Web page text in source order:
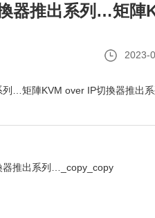
器推出系列…矩
2023-
列…矩陣KVM over IP切換器推出
器推出系列…_copy_copy